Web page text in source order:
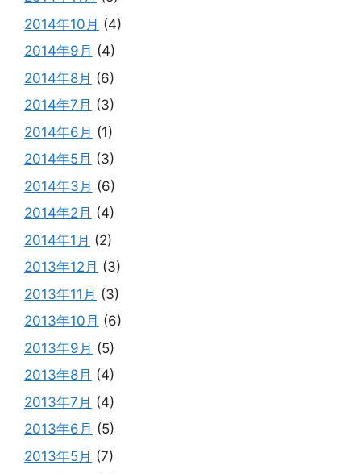
2014年10月 (4)
2014年9月 (4)
2014年8月 (6)
2014年7月 (3)
2014年6月 (1)
2014年5月 (3)
2014年3月 (6)
2014年2月 (4)
2014年1月 (2)
2013年12月 (3)
2013年11月 (3)
2013年10月 (6)
2013年9月 (5)
2013年8月 (4)
2013年7月 (4)
2013年6月 (5)
2013年5月 (7)